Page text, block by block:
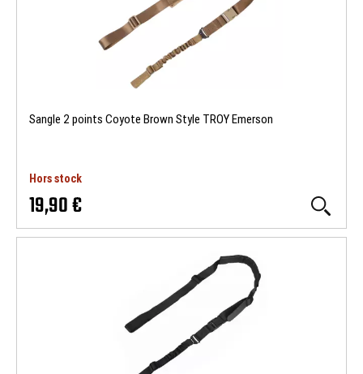
Sangle 2 points Coyote Brown Style TROY Emerson
Hors stock
19,90 €